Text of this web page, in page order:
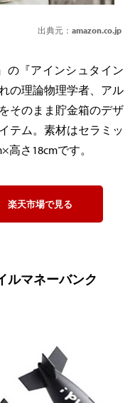
出典元： amazon.co.jp
の『アインシュタイン
の理論物理学者、アル
そのまま貯金箱のデザ
テム。素材はセラミッ
高さ18cmです。
楽天市場で見る
ルマネーバンク